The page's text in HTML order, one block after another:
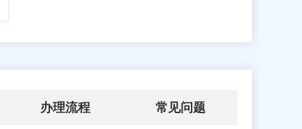
办理流程 常见问题